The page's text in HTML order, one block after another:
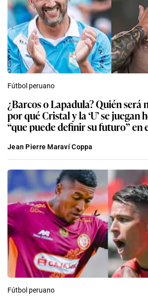
Fútbol peruano
¿Barcos o Lapadula? Quién será
por qué Cristal y la ‘U’ se juegan
“que puede definir su futuro” en
Jean Pierre Maraví Coppa
Fútbol peruano